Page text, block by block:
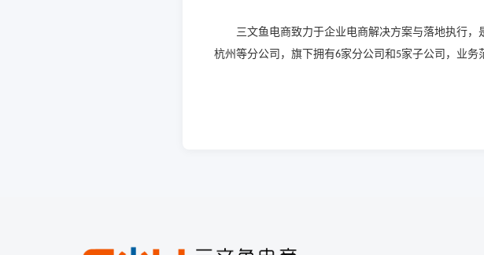
三文鱼电商致力于企业电商解决方案与落地执行
杭州等分公司，旗下拥有6家分公司和 5家子公司，业务